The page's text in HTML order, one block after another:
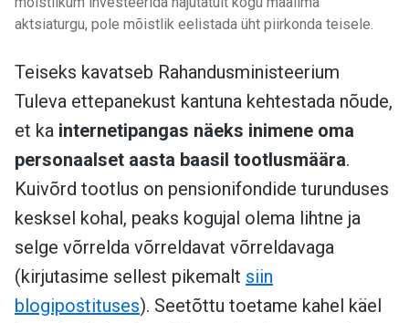
aktsiaturgu, pole mõistlik eelistada üht piirkonda teisele.
Teiseks kavatseb Rahandusministeerium
Tuleva ettepanekust kantuna kehtestada nõude,
et ka internetipangas näeks inimene oma
personaalset aasta baasil tootlusmäära.
Kuivõrd tootlus on pensionifondide turunduses
kesksel kohal, peaks kogujal olema lihtne ja
selge võrrelda võrreldavat võrreldavaga
(kirjutasime sellest pikemalt siin
blogipostituses). Seetõttu toetame kahel käel